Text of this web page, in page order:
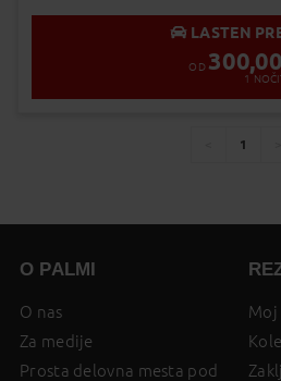
LASTEN
OD 300,00
1
You're
1
O PALMI
O nas
Za medije
Prosta delovna mesta pod
Moj